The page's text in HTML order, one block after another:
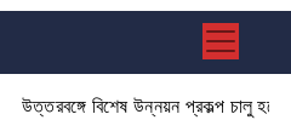
উত্তরবঙ্গে বিশেষ উন্নয়ন প্রকল্প চালু হতে